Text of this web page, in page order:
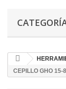
CEPILLO GHO 15-